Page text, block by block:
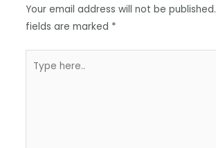
Your email address will not be published.
fields are marked *